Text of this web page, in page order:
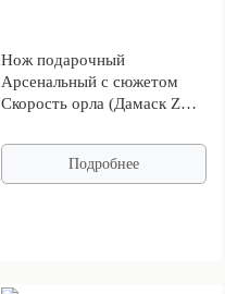
Нож подарочный
Арсенальный с сюжетом
Скорость орла (Дамаск ZDI-
Золочение)
Подробнее